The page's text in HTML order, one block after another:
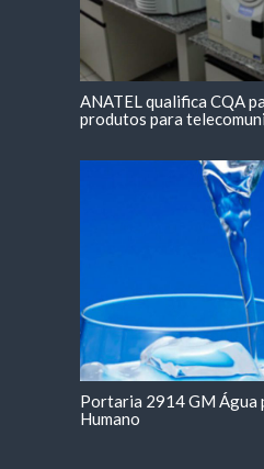
ANATEL qualifica CQA
produtos para
Portaria 2914 GM Água
Humano